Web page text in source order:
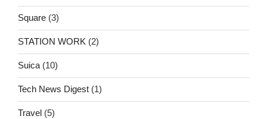
Square (3)
STATION WORK (2)
Suica(10)
Tech News Digest (1)
Travel (5)